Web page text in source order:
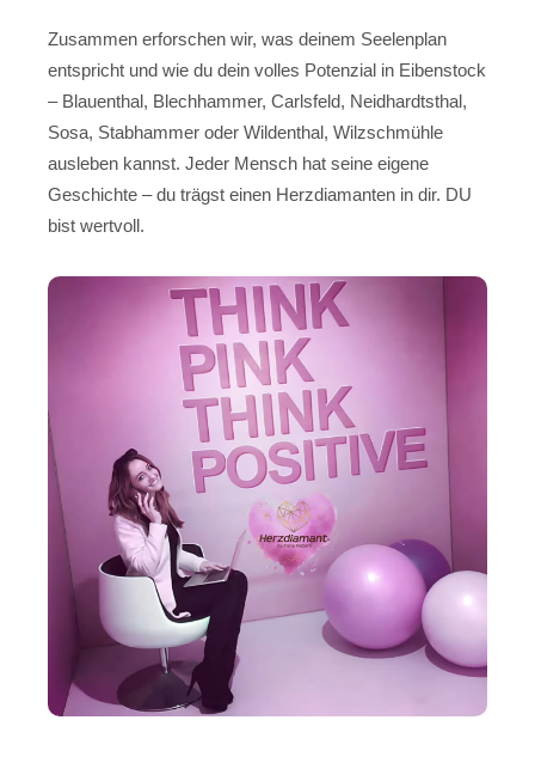
Zusammen erforschen wir, was deinem Seelenplan
entspricht und wie du dein volles Potenzial in Eibenstock
– Blauenthal, Blechhammer, Carlsfeld, Neidhardtsthal,
Sosa, Stabhammer oder Wildenthal, Wilzschmühle
ausleben kannst. Jeder Mensch hat seine eigene
Geschichte – du trägst einen Herzdiamanten in dir. DU
bist wertvoll.